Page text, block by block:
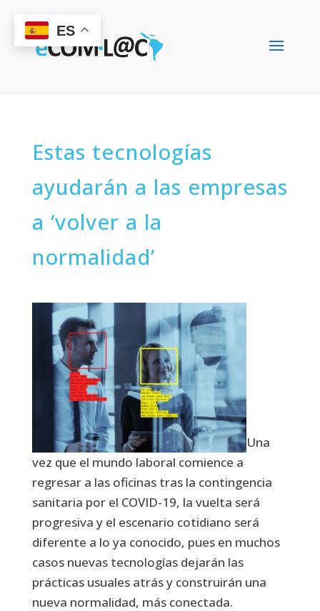
Estas tecnologías
ayudarán a las empresas
a ‘volver a la
normalidad’
Una
vez que el mundo laboral comience a
regresar a las oficinas tras la contingencia
sanitaria por el COVID-19, la vuelta será
progresiva y el escenario cotidiano será
diferente a lo ya conocido, pues en muchos
casos nuevas tecnologías dejarán las
prácticas usuales atrás y construirán una
nueva normalidad, más conectada.
ES